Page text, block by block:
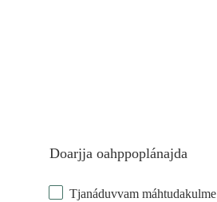
Doarjja oahppoplánajda
Tjanáduvvam máhtudakulme